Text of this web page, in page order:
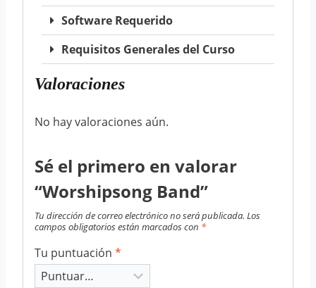
Software Requerido
Requisitos Generales del Curso
Valoraciones
No hay valoraciones aún.
Sé el primero en valorar
“Worshipsong Band”
Tu dirección de correo electrónico no será publicada. Los
campos obligatorios están marcados con *
Tu puntuación *